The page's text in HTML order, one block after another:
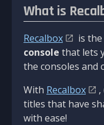
What is
Recalbox is the
console that lets
the consoles and
With Recalbox
titles that have
with ease!